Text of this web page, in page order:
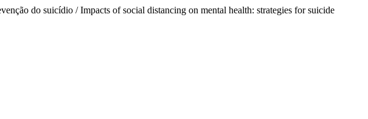
do suicídio / Impacts of social distancing on mental health: strategies for suicide